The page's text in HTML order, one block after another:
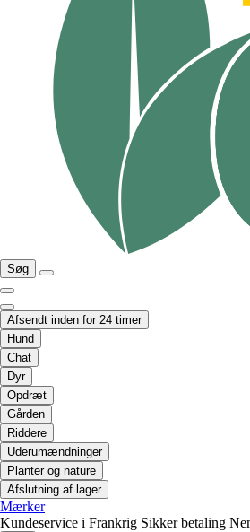
Søg
Afsendt inden for 24 timer
Hund
Chat
Dyr
Opdræt
Gården
Riddere
Uderumændninger
Planter og nature
Afslutning af lager
Mærker
Kundeservice i Frankrig Sikker betaling